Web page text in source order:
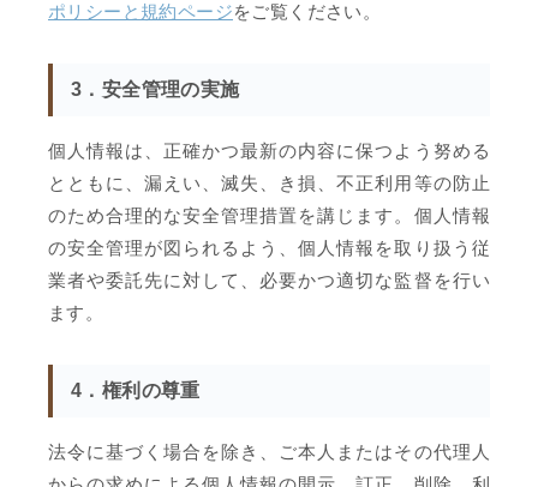
ポリシーと規約ページをご覧ください。
3．安全管理の実施
個人情報は、正確かつ最新の内容に保つよう努める
とともに、漏えい、滅失、き損、不正利用等の防止
のため合理的な安全管理措置を講じます。個人情報
の安全管理が図られるよう、個人情報を取り扱う従
業者や委託先に対して、必要かつ適切な監督を行い
ます。
4．権利の尊重
法令に基づく場合を除き、ご本人またはその代理人